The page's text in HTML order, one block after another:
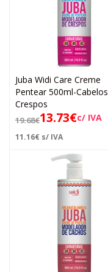
Juba Widi Care Creme
Pentear 500ml-Cabelos
Crespos
19.68€13.73€c/ IVA
11.16€ s/ IVA